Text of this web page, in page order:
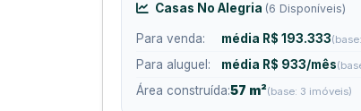
Casas No Alegria (6 Disponíveis)
Para venda: média R$ 193.333
Para aluguel: média R$ 933/mês
Área construída:57 m²(base: 3 imóveis)